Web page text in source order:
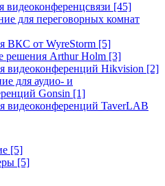
видеоконференцсвязи [45]
для переговорных комнат
ВКС от WyreStorm [5]
Arthur Holm [3]
видеоконференций Hikvision [2]
для аудио- и
Gonsin [1]
видеоконференций TaverLAB
[5]
[5]